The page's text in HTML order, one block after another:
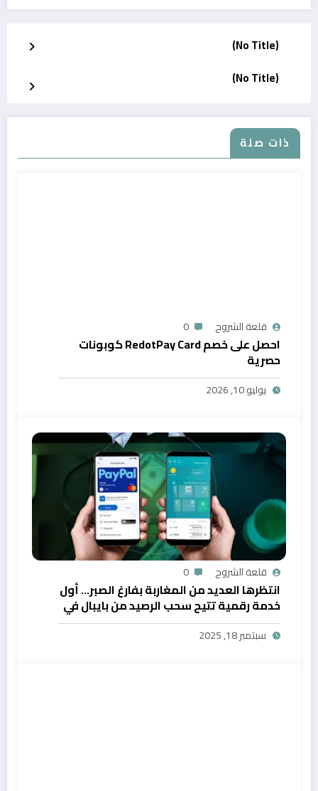
(No Title)
(No Title)
ذات صلة
قلعة الشروح 0
احصل على خصم RedotPay Card كوبونات
حصرية
يوليو 10, 2026
قلعة الشروح 0
انتظرها العديد من المغاربة بفارغ الصبر… أول
خدمة رقمية تتيح سحب الرصيد من بايبال في
المغرب
سبتمبر 18, 2025